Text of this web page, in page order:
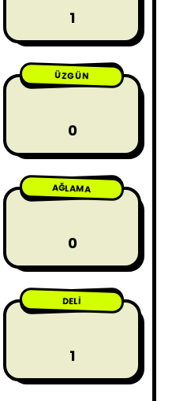
1
ÜZGÜN
0
AĞLAMA
0
DELI
1